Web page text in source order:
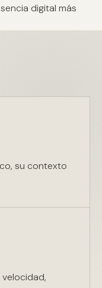
digital más
su contexto